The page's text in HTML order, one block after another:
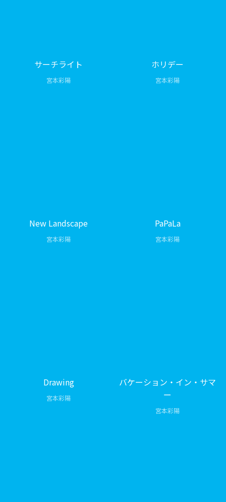
サーチライト
宮本彩陽
ホリデー
宮本彩陽
New Landscape
宮本彩陽
PaPaLa
宮本彩陽
Drawing
宮本彩陽
バケーション・イン・サマ
ー
宮本彩陽